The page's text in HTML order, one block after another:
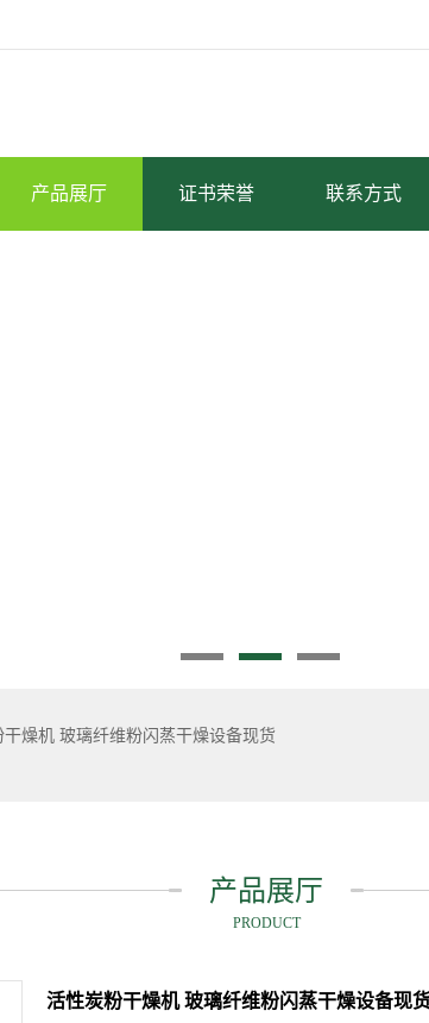
产品展厅 证书荣誉 联系方式
干燥机 玻璃纤维粉闪蒸干燥设备现货
产品展厅
PRODUCT
活性炭粉干燥机 玻璃纤维粉闪蒸干燥设备现